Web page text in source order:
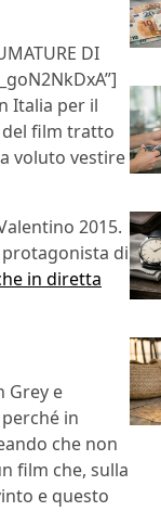
DI
Italia per il
film tratto
voluto vestire
2015.
di
in diretta
Grey e
in
che non
film che, sulla
e questo